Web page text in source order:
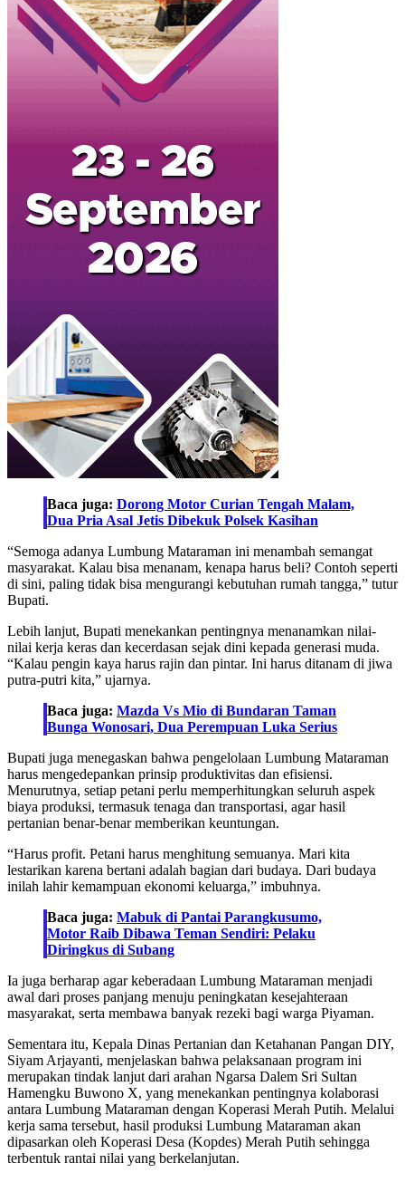
Baca juga: Dorong Motor Curian Tengah Malam,
Dua Pria Asal Jetis Dibekuk Polsek Kasihan
“Semoga adanya Lumbung Mataraman ini menambah semangat
masyarakat. Kalau bisa menanam, kenapa harus beli? Contoh seperti
di sini, paling tidak bisa mengurangi kebutuhan rumah tangga,” tutur
Bupati.
Lebih lanjut, Bupati menekankan pentingnya menanamkan nilai-
nilai kerja keras dan kecerdasan sejak dini kepada generasi muda.
“Kalau pengin kaya harus rajin dan pintar. Ini harus ditanam di jiwa
putra-putri kita,” ujarnya.
Baca juga: Mazda Vs Mio di Bundaran Taman
Bunga Wonosari, Dua Perempuan Luka Serius
Bupati juga menegaskan bahwa pengelolaan Lumbung Mataraman
harus mengedepankan prinsip produktivitas dan efisiensi.
Menurutnya, setiap petani perlu memperhitungkan seluruh aspek
biaya produksi, termasuk tenaga dan transportasi, agar hasil
pertanian benar-benar memberikan keuntungan.
“Harus profit. Petani harus menghitung semuanya. Mari kita
lestarikan karena bertani adalah bagian dari budaya. Dari budaya
inilah lahir kemampuan ekonomi keluarga,” imbuhnya.
Baca juga: Mabuk di Pantai Parangkusumo,
Motor Raib Dibawa Teman Sendiri: Pelaku
Diringkus di Subang
Ia juga berharap agar keberadaan Lumbung Mataraman menjadi
awal dari proses panjang menuju peningkatan kesejahteraan
masyarakat, serta membawa banyak rezeki bagi warga Piyaman.
Sementara itu, Kepala Dinas Pertanian dan Ketahanan Pangan DIY,
Siyam Arjayanti, menjelaskan bahwa pelaksanaan program ini
merupakan tindak lanjut dari arahan Ngarsa Dalem Sri Sultan
Hamengku Buwono X, yang menekankan pentingnya kolaborasi
antara Lumbung Mataraman dengan Koperasi Merah Putih. Melalui
kerja sama tersebut, hasil produksi Lumbung Mataraman akan
dipasarkan oleh Koperasi Desa (Kopdes) Merah Putih sehingga
terbentuk rantai nilai yang berkelanjutan.